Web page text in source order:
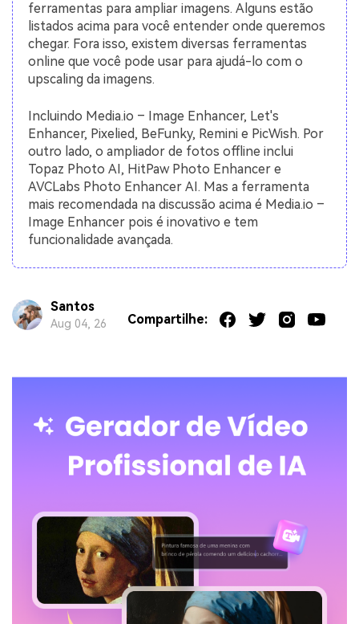
ferramentas para ampliar imagens. Alguns estão
listados acima para você entender onde queremos
chegar. Fora isso, existem diversas ferramentas
online que você pode usar para ajudá-lo com o
upscaling da imagens.
Incluindo Media.io – Image Enhancer, Let's
Enhancer, Pixelied, BeFunky, Remini e PicWish. Por
outro lado, o ampliador de fotos offline inclui
Topaz Photo AI, HitPaw Photo Enhancer e
AVCLabs Photo Enhancer AI. Mas a ferramenta
mais recomendada na discussão acima é Media.io –
Image Enhancer pois é inovativo e tem
funcionalidade avançada.
Santos
Aug 04, 26 Compartilhe: